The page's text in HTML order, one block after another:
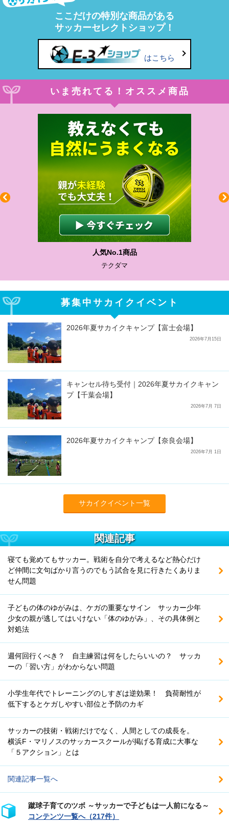
ここだけの特別な商品がある
サッカーセレクトショップ！
はこちら
いま売れてる！オススメ商品
わかりやすい質問に沿って書ける
サカイクサッカーノート
募集中サカイクイベント
2026年夏サカイクキャンプ【富士会場】
2026年7月15日
キャンセル待ち受付｜2026年夏サカイクキャン
プ【千葉会場】
2026年7月 7日
2026年夏サカイクキャンプ【奈良会場】
2026年7月 1日
サカイクイベント一覧
関連記事
寝ても覚めてもサッカー。戦術を自分で考えるなど熱心だけ
ど仲間に文句ばかり言うのでもう試合を見に行きたくありま
せん問題
子どもの体のゆがみは、ケガの重要なサイン サッカー少年
少女の親が逃してはいけない「体のゆがみ」、その具体例と
対処法
週何回行くべき？ 自主練習は何をしたらいいの？ サッカ
ーの「習い方」がわからない問題
小学生年代でトレーニングのしすぎは逆効果！ 負荷耐性が
低下するとケガしやすい部位と予防のカギ
サッカーの技術・戦術だけでなく、人間としての成長を。
横浜F・マリノスのサッカースクールが掲げる育成に大事な
「５アクション」とは
関連記事一覧へ
蹴球子育てのツボ ～サッカーで子どもは一人前になる～
コンテンツ一覧へ（217件）